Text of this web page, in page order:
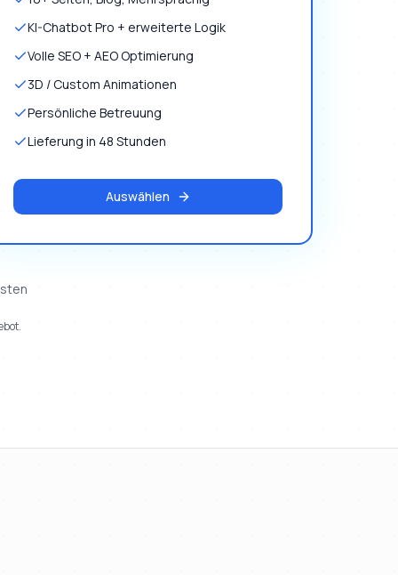
KI-Chatbot Pro + erweiterte Logik
Volle SEO + AEO Optimierung
3D / Custom Animationen
Persönliche Betreuung
Lieferung in 48 Stunden
Auswählen